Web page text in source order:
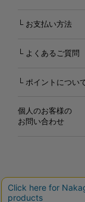
└ お支払い方法
└ よくあるご質問
└ ポイントについ
個人のお客様の
お問い合わせ